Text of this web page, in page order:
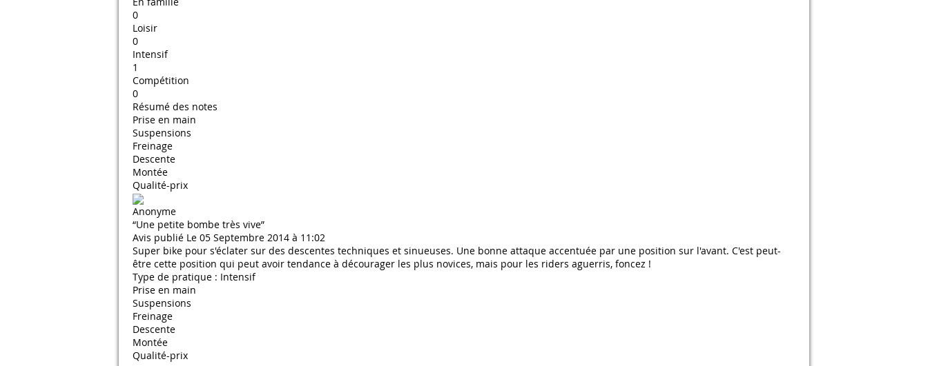
0
Loisir
0
Intensif
1
Compétition
0
Résumé des notes
Prise en main
Suspensions
Freinage
Descente
Montée
Qualité-prix
Anonyme
“Une petite bombe très vive”
Avis publié Le 05 Septembre 2014 à 11:02
Super bike pour s'éclater sur des descentes techniques et sinueuses. Une bonne attaque accentuée par une position sur l'avant. C'est peut-
être cette position qui peut avoir tendance à décourager les plus novices, mais pour les riders aguerris, foncez !
Type de pratique : Intensif
Prise en main
Suspensions
Freinage
Descente
Montée
Qualité-prix